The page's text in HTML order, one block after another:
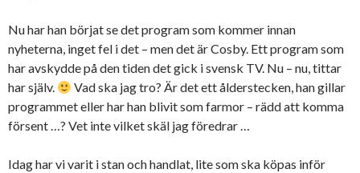
Nu har han börjat se det program som kommer innan
nyheterna, inget fel i det – men det är Cosby. Ett program som
har avskydde på den tiden det gick i svensk TV. Nu – nu, tittar
har själv.
Vad ska jag tro? Är det ett ålderstecken, han gillar
programmet eller har han blivit som farmor – rädd att komma
försent …? Vet inte vilket skäl jag föredrar …
Idag har vi varit i stan och handlat, lite som ska köpas inför